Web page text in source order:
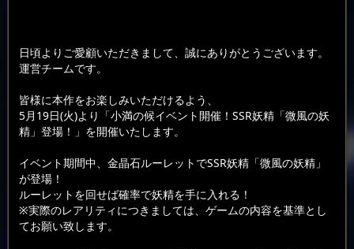
日頃よりご愛顧いただきまして、誠にありがとうございます。
運営チームです。
皆様に本作をお楽しみいただけるよう、
5月19日(火)より「小満の候イベント開催！SSR妖精「微風の妖
精」登場！」を開催いたします。
イベント期間中、金晶石ルーレットでSSR妖精「微風の妖精」
が登場！
ルーレットを回せば確率で妖精を手に入れる！
※実際のレアリティにつきましては、ゲームの内容を基準とし
てお願い致します。